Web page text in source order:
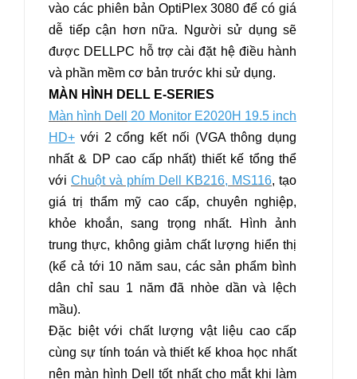
vào các phiên bản OptiPlex 3080 để có giá
dễ tiếp cận hơn nữa. Người sử dụng sẽ
được DELLPC hỗ trợ cài đặt hệ điều hành
và phần mềm cơ bản trước khi sử dụng.
MÀN HÌNH DELL E-SERIES
Màn hình Dell
20 Monitor E2020H 19.5 inch
HD+ với 2 cổng kết nối (VGA thông dụng
nhất & DP cao cấp nhất) thiết kế tổng thể
với Chuột và phím Dell KB216, MS116, tạo
giá trị thẩm mỹ cao cấp, chuyên nghiệp,
khỏe khoắn, sang trọng nhất. Hình ảnh
trung thực, không giảm chất lượng hiển thị
(kể cả tới 10 năm sau, các sản phẩm bình
dân chỉ sau 1 năm đã nhòe dần và lệch
mầu).
Đặc biệt với chất lượng vật liệu cao cấp
cùng sự tính toán và thiết kế khoa học nhất
nên màn hình Dell tốt nhất cho mắt khi làm